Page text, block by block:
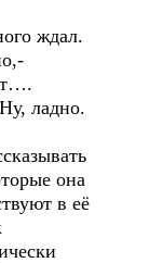
ждал.
ладно.
она
в её